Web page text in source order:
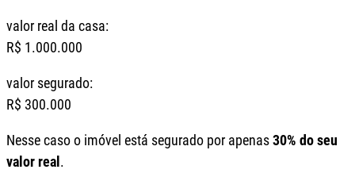
valor real da casa:
R$ 1.000.000
valor segurado:
R$ 300.000
Nesse caso o imóvel está segurado por apenas30% do seu
valor real .